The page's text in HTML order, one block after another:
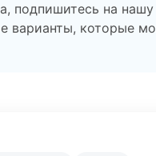
подпишитесь на
варианты, которые